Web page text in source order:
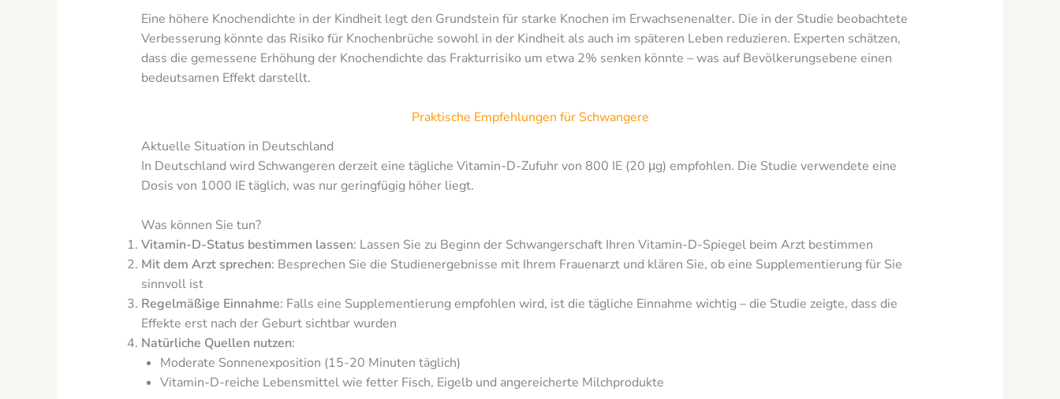
Eine höhere Knochendichte in der Kindheit legt den Grundstein für starke Knochen im Erwachsenenalter. Die in der Studie beobachtete
Verbesserung könnte das Risiko für Knochenbrüche sowohl in der Kindheit als auch im späteren Leben reduzieren. Experten schätzen,
dass die gemessene Erhöhung der Knochendichte das Frakturrisiko um etwa 2% senken könnte – was auf Bevölkerungsebene einen
bedeutsamen Effekt darstellt.
Praktische Empfehlungen für Schwangere
Aktuelle Situation in Deutschland
In Deutschland wird Schwangeren derzeit eine tägliche Vitamin-D-Zufuhr von 800 IE (20 μg) empfohlen. Die Studie verwendete eine
Dosis von 1000 IE täglich, was nur geringfügig höher liegt.
Was können Sie tun?
Vitamin-D-Status bestimmen lassen: Lassen Sie zu Beginn der Schwangerschaft Ihren Vitamin-D-Spiegel beim Arzt bestimmen
Mit dem Arzt sprechen: Besprechen Sie die Studienergebnisse mit Ihrem Frauenarzt und klären Sie, ob eine Supplementierung für Sie
sinnvoll ist
Regelmäßige Einnahme: Falls eine Supplementierung empfohlen wird, ist die tägliche Einnahme wichtig – die Studie zeigte, dass die
Effekte erst nach der Geburt sichtbar wurden
Natürliche Quellen nutzen:
Moderate Sonnenexposition (15-20 Minuten täglich)
Vitamin-D-reiche Lebensmittel wie fetter Fisch, Eigelb und angereicherte Milchprodukte